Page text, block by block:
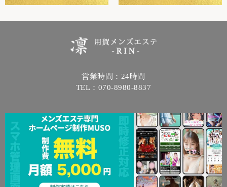
営業時間：24時間
TEL：070-8980-8837